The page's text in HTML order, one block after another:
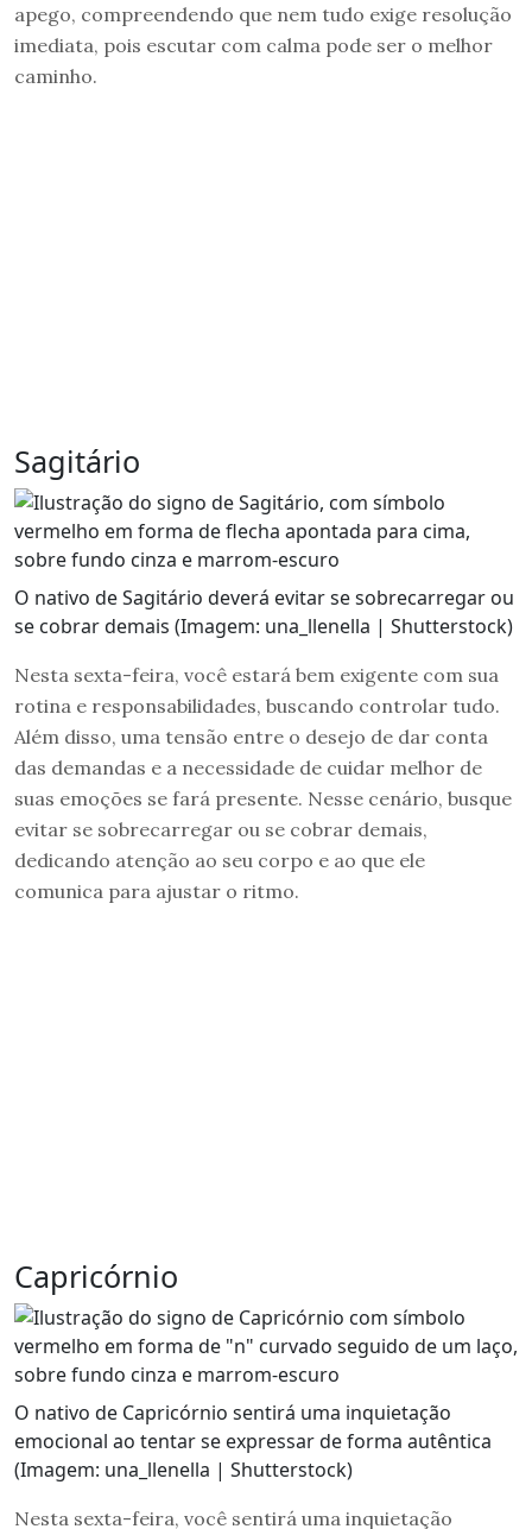
apego, compreendendo que nem tudo exige resolução
imediata, pois escutar com calma pode ser o melhor
caminho.
Sagitário
O nativo de Sagitário deverá evitar se sobrecarregar ou
se cobrar demais (Imagem: una_llenella | Shutterstock)
Nesta sexta-feira, você estará bem exigente com sua
rotina e responsabilidades, buscando controlar tudo.
Além disso, uma tensão entre o desejo de dar conta
das demandas e a necessidade de cuidar melhor de
suas emoções se fará presente. Nesse cenário, busque
evitar se sobrecarregar ou se cobrar demais,
dedicando atenção ao seu corpo e ao que ele
comunica para ajustar o ritmo.
Capricórnio
O nativo de Capricórnio sentirá uma inquietação
emocional ao tentar se expressar de forma autêntica
(Imagem: una_llenella | Shutterstock)
Nesta sexta-feira, você sentirá uma inquietação